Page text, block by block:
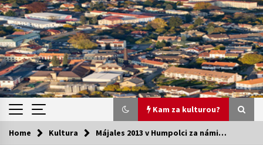
Kam za kulturou?
Kam za kulturou?
Home Kultura Májales 2013 v Humpolci za námi…